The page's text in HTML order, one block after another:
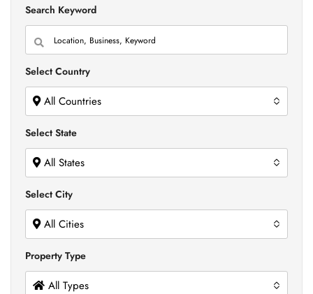
Search Keyword
Select Country
All Countries
Select State
All States
Select City
All Cities
Property Type
All Types